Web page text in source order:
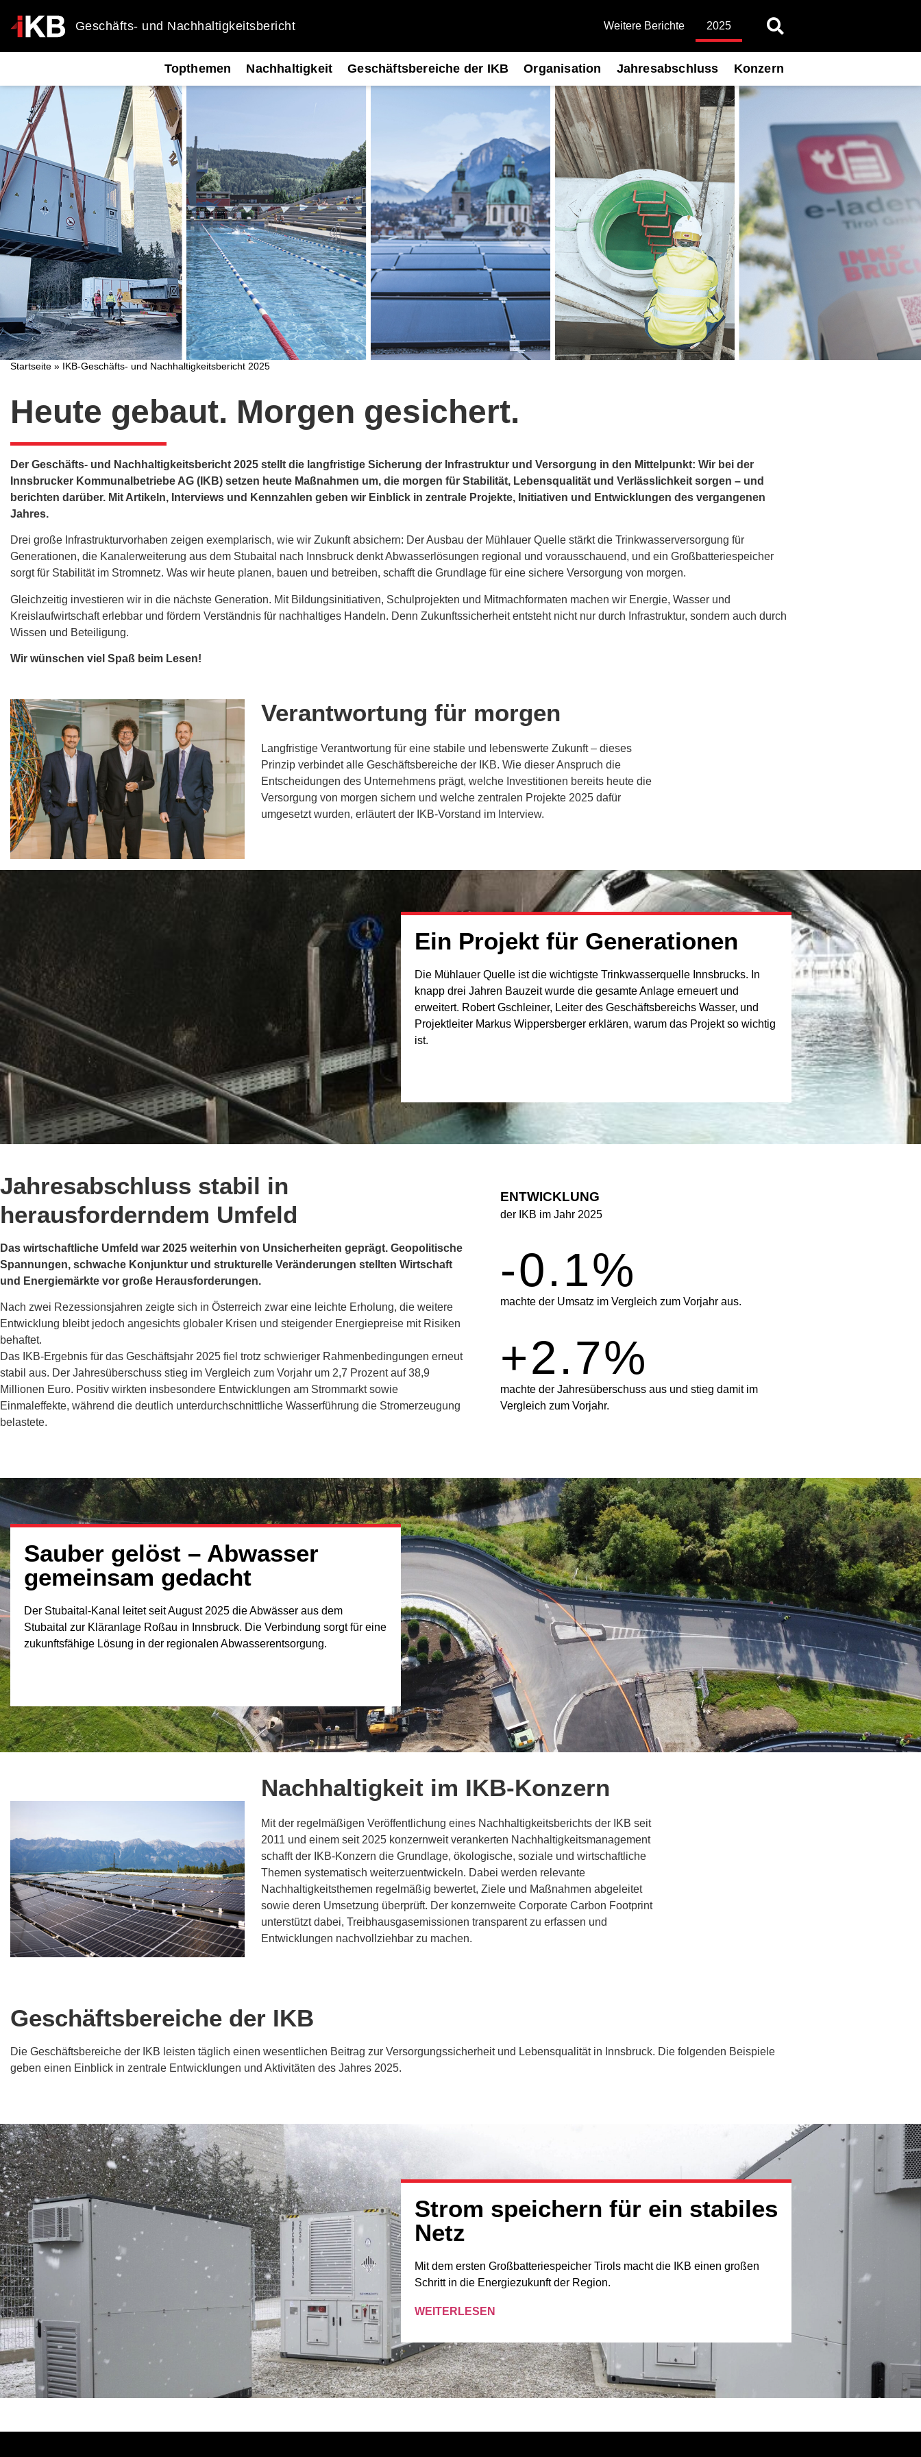
Geschäfts- und Nachhaltigkeitsbericht Weitere Berichte 2025
Topthemen Nachhaltigkeit Geschäftsbereiche der IKB Organisation Jahresabschluss Konzern
Startseite » IKB-Geschäfts- und Nachhaltigkeitsbericht 2025
Heute gebaut. Morgen gesichert.
Der Geschäfts- und Nachhaltigkeitsbericht 2025 stellt die langfristige Sicherung der Infrastruktur und Versorgung in den Mittelpunkt: Wir bei der
Innsbrucker Kommunalbetriebe AG (IKB) setzen heute Maßnahmen um, die morgen für Stabilität, Lebensqualität und Verlässlichkeit sorgen – und
berichten darüber. Mit Artikeln, Interviews und Kennzahlen geben wir Einblick in zentrale Projekte, Initiativen und Entwicklungen des vergangenen
Jahres.
Drei große Infrastrukturvorhaben zeigen exemplarisch, wie wir Zukunft absichern: Der Ausbau der Mühlauer Quelle stärkt die Trinkwasserversorgung für
Generationen, die Kanalerweiterung aus dem Stubaital nach Innsbruck denkt Abwasserlösungen regional und vorausschauend, und ein Großbatteriespeicher
sorgt für Stabilität im Stromnetz. Was wir heute planen, bauen und betreiben, schafft die Grundlage für eine sichere Versorgung von morgen.
Gleichzeitig investieren wir in die nächste Generation. Mit Bildungsinitiativen, Schulprojekten und Mitmachformaten machen wir Energie, Wasser und
Kreislaufwirtschaft erlebbar und fördern Verständnis für nachhaltiges Handeln. Denn Zukunftssicherheit entsteht nicht nur durch Infrastruktur, sondern auch durch
Wissen und Beteiligung.
Wir wünschen viel Spaß beim Lesen!
Verantwortung für morgen
Langfristige Verantwortung für eine stabile und lebenswerte Zukunft – dieses
Prinzip verbindet alle Geschäftsbereiche der IKB. Wie dieser Anspruch die
Entscheidungen des Unternehmens prägt, welche Investitionen bereits heute die
Versorgung von morgen sichern und welche zentralen Projekte 2025 dafür
umgesetzt wurden, erläutert der IKB-Vorstand im Interview.
Ein Projekt für Generationen
Die Mühlauer Quelle ist die wichtigste Trinkwasserquelle Innsbrucks. In
knapp drei Jahren Bauzeit wurde die gesamte Anlage erneuert und
erweitert. Robert Gschleiner, Leiter des Geschäftsbereichs Wasser, und
Projektleiter Markus Wippersberger erklären, warum das Projekt so wichtig
ist.
Jahresabschluss stabil in
herausforderndem Umfeld
Das wirtschaftliche Umfeld war 2025 weiterhin von Unsicherheiten geprägt. Geopolitische
Spannungen, schwache Konjunktur und strukturelle Veränderungen stellten Wirtschaft
und Energiemärkte vor große Herausforderungen.
Nach zwei Rezessionsjahren zeigte sich in Österreich zwar eine leichte Erholung, die weitere
Entwicklung bleibt jedoch angesichts globaler Krisen und steigender Energiepreise mit Risiken
behaftet.
Das IKB-Ergebnis für das Geschäftsjahr 2025 fiel trotz schwieriger Rahmenbedingungen erneut
stabil aus. Der Jahresüberschuss stieg im Vergleich zum Vorjahr um 2,7 Prozent auf 38,9
Millionen Euro. Positiv wirkten insbesondere Entwicklungen am Strommarkt sowie
Einmaleffekte, während die deutlich unterdurchschnittliche Wasserführung die Stromerzeugung
belastete.
ENTWICKLUNG
der IKB im Jahr 2025
-0.1%
machte der Umsatz im Vergleich zum Vorjahr aus.
+2.7%
machte der Jahresüberschuss aus und stieg damit im
Vergleich zum Vorjahr.
Sauber gelöst – Abwasser
gemeinsam gedacht
Der Stubaital-Kanal leitet seit August 2025 die Abwässer aus dem
Stubaital zur Kläranlage Roßau in Innsbruck. Die Verbindung sorgt für eine
zukunftsfähige Lösung in der regionalen Abwasserentsorgung.
Nachhaltigkeit im IKB-Konzern
Mit der regelmäßigen Veröffentlichung eines Nachhaltigkeitsberichts der IKB seit
2011 und einem seit 2025 konzernweit verankerten Nachhaltigkeitsmanagement
schafft der IKB-Konzern die Grundlage, ökologische, soziale und wirtschaftliche
Themen systematisch weiterzuentwickeln. Dabei werden relevante
Nachhaltigkeitsthemen regelmäßig bewertet, Ziele und Maßnahmen abgeleitet
sowie deren Umsetzung überprüft. Der konzernweite Corporate Carbon Footprint
unterstützt dabei, Treibhausgasemissionen transparent zu erfassen und
Entwicklungen nachvollziehbar zu machen.
Geschäftsbereiche der IKB
Die Geschäftsbereiche der IKB leisten täglich einen wesentlichen Beitrag zur Versorgungssicherheit und Lebensqualität in Innsbruck. Die folgenden Beispiele
geben einen Einblick in zentrale Entwicklungen und Aktivitäten des Jahres 2025.
Strom speichern für ein stabiles
Netz
Mit dem ersten Großbatteriespeicher Tirols macht die IKB einen großen
Schritt in die Energiezukunft der Region.
WEITERLESEN